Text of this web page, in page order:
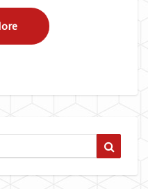
Read More